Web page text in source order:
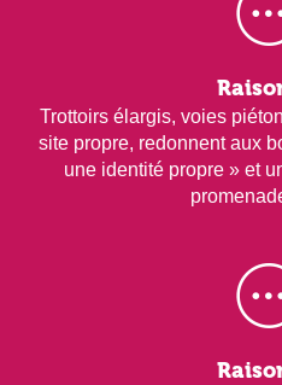
Trottoirs élargis, voies
site propre, redonnent aux
une identité propre » et